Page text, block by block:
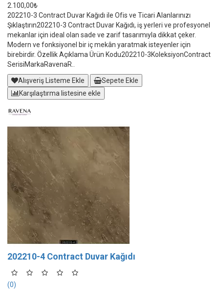
2.100,00₺
202210-3 Contract Duvar Kağıdı ile Ofis ve Ticari Alanlarınızı
Şıklaştırın202210-3 Contract Duvar Kağıdı, iş yerleri ve profesyonel
mekanlar için ideal olan sade ve zarif tasarımıyla dikkat çeker.
Modern ve fonksiyonel bir iç mekân yaratmak isteyenler için
birebirdir. Özellik Açıklama Ürün Kodu202210-3KoleksiyonContract
SerisiMarkaRavenaR..
Alışveriş Listeme Ekle
Sepete Ekle
Karşılaştırma listesine ekle
202210-4 Contract Duvar Kağıdı
(0)